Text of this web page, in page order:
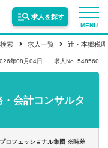
MENU
求人を探す
索 求人一覧 辻・本郷税
年08月04日 求人No_548560
会計コンサルタ
ロフェッショナル集団 ※時差